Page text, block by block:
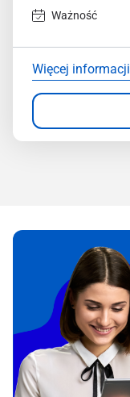
Ważność
Więcej informacji